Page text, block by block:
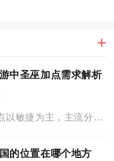
中圣巫加点需求解析
圣巫核心加点以敏捷为主，主流分5敏极限抢速、4敏1体/耐均衡...
的位置在哪个地方